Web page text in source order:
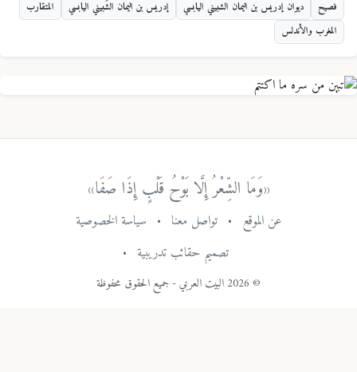
فصيح ديوان إدريس بن اليمان الشبيني اليابسي إدريس بن اليمان الشَبيني اليابسي
المتقارب
المغرب والأندلس
«وَمَا الشِّعْرُ إِلَّا بَوْحُ قَلْبٍ إِذَا صَفَا»
عن الموقع تواصل معنا
سياسة الخصوصية
تصميم حقائب تدريبية
© 2026 البيت العربي - جميع الحقوق محفوظة